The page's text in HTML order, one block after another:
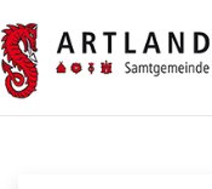
Zum Hauptinhalt